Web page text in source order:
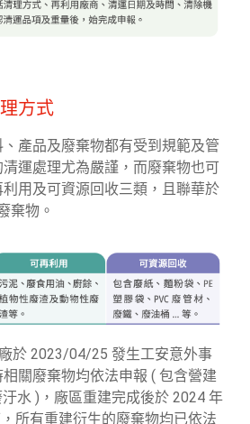
方式
產品及廢棄物都有受到規範及管
運處理尤為嚴謹，而廢棄物也可
用及可資源回收三類，且聯華於
棄物。
於 2023/04/25 發生工安意外事
關廢棄物均依法申報 ( 包含營建
水 )，廠區重建完成後於 2024 年
所有重建衍生的廢棄物均已依法